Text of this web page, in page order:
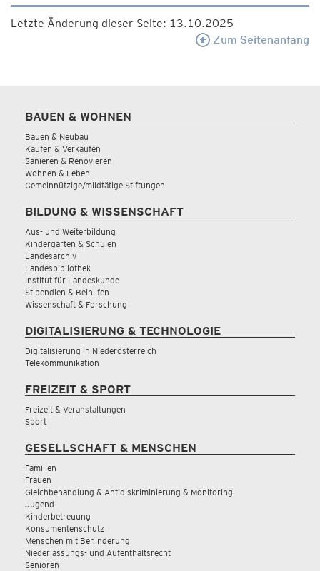
Letzte Änderung dieser Seite: 13.10.2025
Zum Seitenanfang
BAUEN & WOHNEN
Bauen & Neubau
Kaufen & Verkaufen
Sanieren & Renovieren
Wohnen & Leben
Gemeinnützige/mildtätige Stiftungen
BILDUNG & WISSENSCHAFT
Aus- und Weiterbildung
Kindergärten & Schulen
Landesarchiv
Landesbibliothek
Institut für Landeskunde
Stipendien & Beihilfen
Wissenschaft & Forschung
DIGITALISIERUNG & TECHNOLOGIE
Digitalisierung in Niederösterreich
Telekommunikation
FREIZEIT & SPORT
Freizeit & Veranstaltungen
Sport
GESELLSCHAFT & MENSCHEN
Familien
Frauen
Gleichbehandlung & Antidiskriminierung & Monitoring
Jugend
Kinderbetreuung
Konsumentenschutz
Menschen mit Behinderung
Niederlassungs- und Aufenthaltsrecht
Senioren